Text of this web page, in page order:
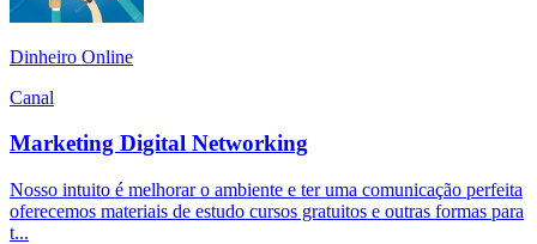
Dinheiro Online
Canal
Marketing Digital Networking
Nosso intuito é melhorar o ambiente e ter uma comunicação perfeita
oferecemos materiais de estudo cursos gratuitos e outras formas para
t...